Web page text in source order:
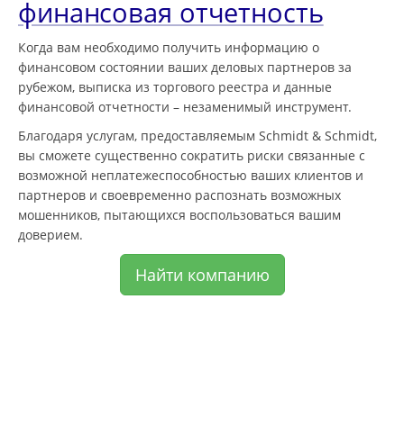
финансовая отчетность
Когда вам необходимо получить информацию о
финансовом состоянии ваших деловых партнеров за
рубежом, выписка из торгового реестра и данные
финансовой отчетности – незаменимый инструмент.
Благодаря услугам, предоставляемым Schmidt & Schmidt,
вы сможете существенно сократить риски связанные с
возможной неплатежеспособностью ваших клиентов и
партнеров и своевременно распознать возможных
мошенников, пытающихся воспользоваться вашим
доверием.
Найти компанию